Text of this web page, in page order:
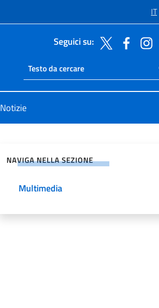
IT
Seguici su:
Ricerca sito live
Cerca nel sito
Notizie
NAVIGA NELLA SEZIONE
Multimedia